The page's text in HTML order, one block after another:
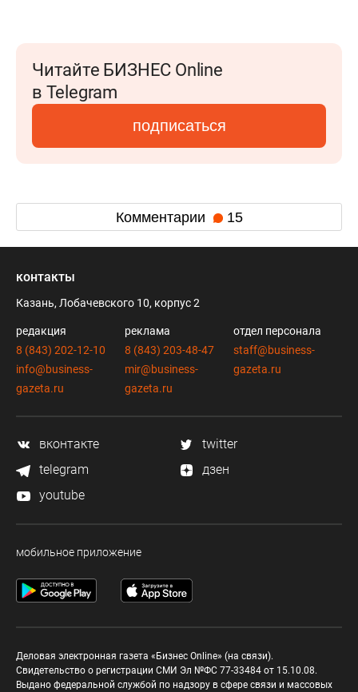
Читайте БИЗНЕС Online
в Telegram
подписаться
Комментарии 15
контакты
Казань, Лобачевского 10, корпус 2
редакция
8 (843) 202-12-10
info@business-
gazeta.ru
реклама
8 (843) 203-48-47
mir@business-
gazeta.ru
отдел персонала
staff@business-
gazeta.ru
вконтакте
twitter
telegram
дзен
youtube
мобильное приложение
Деловая электронная газета «Бизнес Online» (на связи).
Свидетельство о регистрации СМИ Эл №ФС 77-33484 от 15.10.08.
Выдано федеральной службой по надзору в сфере связи и массовых